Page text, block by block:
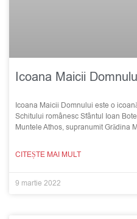
Icoana Maicii
Icoana Maicii Domnului este o
Schitului românesc Sfântul Ioan
Muntele Athos, supranumit Grădina
CITEȘTE MAI MULT
9 martie 2022